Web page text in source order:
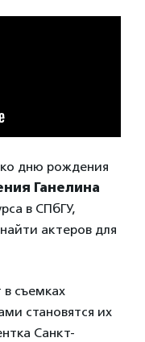
дню рождения
Ганелина
в СПбГУ,
актеров для
в съемках
становятся их
Санкт-